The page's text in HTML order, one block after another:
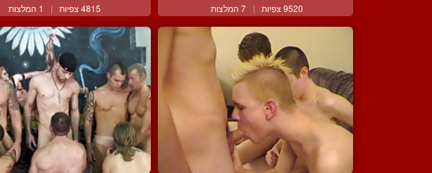
9520 צפיות | 7 המלצות 4815 צפיות | 1 המלצות